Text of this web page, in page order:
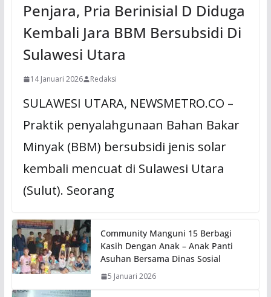
Penjara, Pria Berinisial D Diduga
Kembali Jara BBM Bersubsidi Di
Sulawesi Utara
14 Januari 2026 Redaksi
SULAWESI UTARA, NEWSMETRO.CO –
Praktik penyalahgunaan Bahan Bakar
Minyak (BBM) bersubsidi jenis solar
kembali mencuat di Sulawesi Utara
(Sulut). Seorang
Community Manguni 15 Berbagi
Kasih Dengan Anak – Anak Panti
Asuhan Bersama Dinas Sosial
5 Januari 2026